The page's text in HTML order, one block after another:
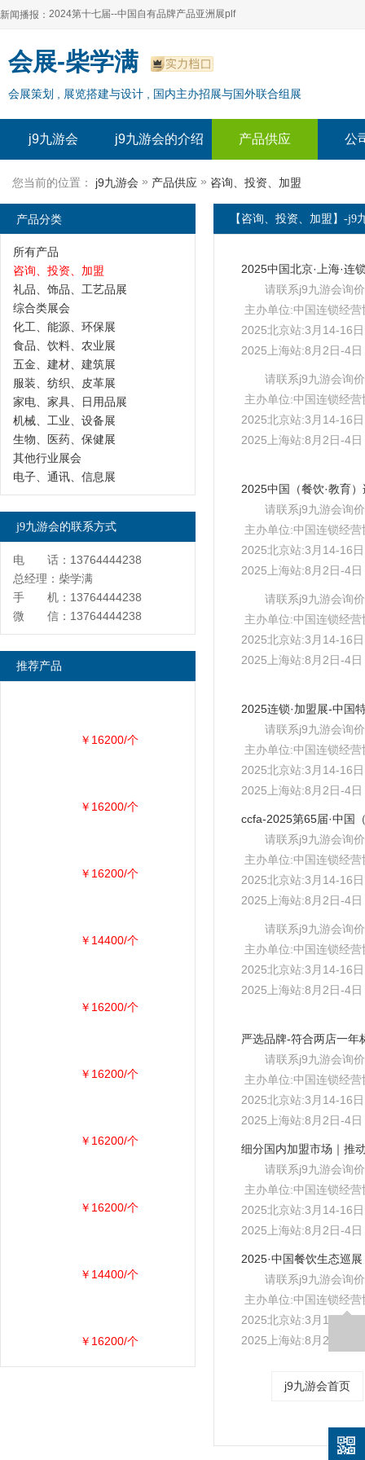
新闻播报：
2024上海自有品牌展--百货展|食品展 零售展|oem展
2024全球自有--品牌产品亚洲展（plf）
2024上海自有品牌展--2024上海oem 贴牌代加工展
2024第十七届--中国自有品牌产品亚洲展plf
2024全球自有--品牌产品亚洲展（plf）
2024年上海--第17届自有品牌展
会展-柴学满
会展策划 , 展览搭建与设计 , 国内主办招展与国外联合组展
j9九游会 j9九游会的介绍 产品供应 公
您当前的位置： j9九游会 » 产品供应 » 咨询、投资、加盟
【咨询、投资、加盟】-j9
请联系j9九游会询价
主办单位:中国连锁经营
2025北京站:3月14-16
2025上海站:8月2日-4
请联系j9九游会询价
主办单位:中国连锁经营
2025北京站:3月14-16
2025上海站:8月2日-4
请联系j9九游会询价
主办单位:中国连锁经营
2025北京站:3月14-16
2025上海站:8月2日-4
请联系j9九游会询价
主办单位:中国连锁经营
2025北京站:3月14-16
2025上海站:8月2日-4
请联系j9九游会询价
主办单位:中国连锁经营
2025北京站:3月14-16
2025上海站:8月2日-4
请联系j9九游会询价
主办单位:中国连锁经营
2025北京站:3月14-16
2025上海站:8月2日-4
请联系j9九游会询价
主办单位:中国连锁经营
2025北京站:3月14-16
2025上海站:8月2日-4
请联系j9九游会询价
主办单位:中国连锁经营
2025北京站:3月14-16
2025上海站:8月2日-4
请联系j9九游会询价
主办单位:中国连锁经营
2025北京站:3月14-16
2025上海站:8月2日-4
请联系j9九游会询价
主办单位:中国连锁经营
2025北京站:3月14-16
2025上海站:8月2日-4
j9九游会首页
产品分类
所有产品
咨询、投资、加盟
礼品、饰品、工艺品展
综合类展会
化工、能源、环保展
食品、饮料、农业展
五金、建材、建筑展
服装、纺织、皮革展
家电、家具、日用品展
机械、工业、设备展
生物、医药、保健展
其他行业展会
电子、通讯、信息展
j9九游会的联系方式
电 话：13764444238
总经理：柴学满
手 机：13764444238
微 信：13764444238
推荐产品
￥16200/个
￥16200/个
￥16200/个
￥14400/个
￥16200/个
￥16200/个
￥16200/个
￥16200/个
￥14400/个
￥16200/个